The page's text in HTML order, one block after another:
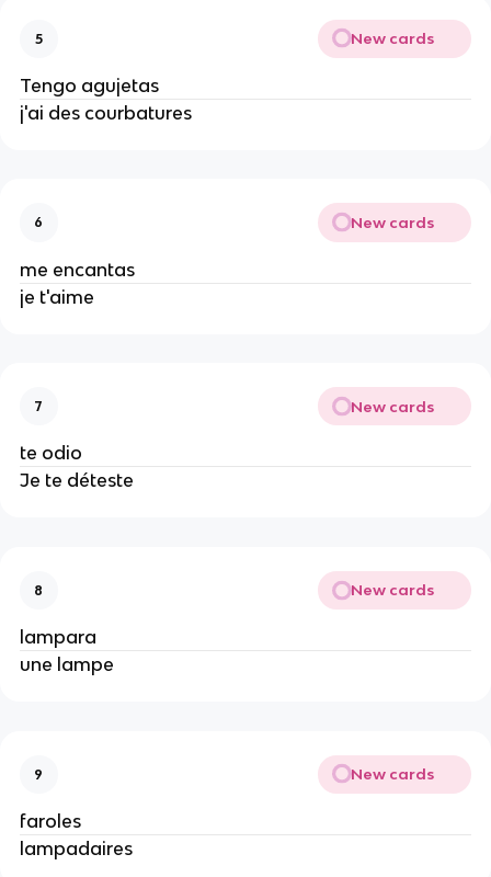
5 New cards
Tengo agujetas
j'ai des courbatures
6 New cards
me encantas
je t'aime
7 New cards
te odio
Je te déteste
8 New cards
lampara
une lampe
9 New cards
faroles
lampadaires